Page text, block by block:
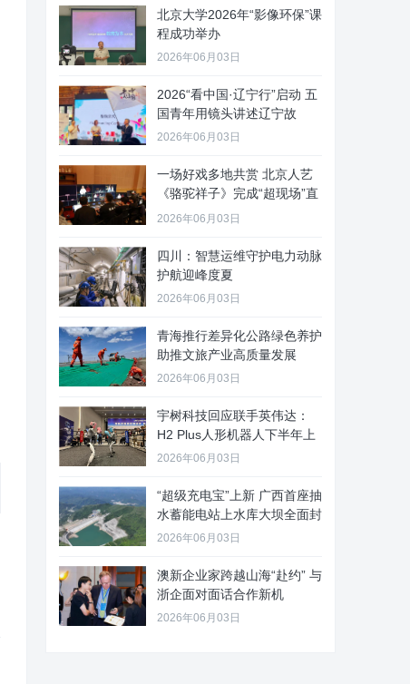
北京大学2026年“影像环保”课
程成功举办
2026年06月03日
2026“看中国·辽宁行”启动 五
国青年用镜头讲述辽宁故
2026年06月03日
一场好戏多地共赏 北京人艺
《骆驼祥子》完成“超现场”直
播
2026年06月03日
四川：智慧运维守护电力动脉
护航迎峰度夏
2026年06月03日
青海推行差异化公路绿色养护
助推文旅产业高质量发展
2026年06月03日
宇树科技回应联手英伟达：
H2 Plus人形机器人下半年上
2026年06月03日
“超级充电宝”上新 广西首座抽
水蓄能电站上水库大坝全面封
2026年06月03日
澳新企业家跨越山海“赴约” 与
浙企面对面话合作新机
2026年06月03日